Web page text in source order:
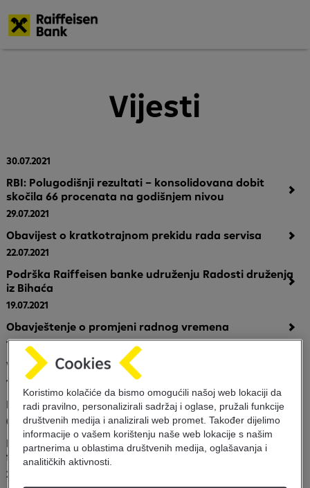
Vijesti
30.07.2021
RBI: Polugodišnji rezultati – konsolidovana dobit
skočila 66 procenata na godišnjem nivou
29.07.2021
Obavijest o kratkotrajnom prekidu rada servisa
22.07.2021
Podrška Raiffeisen banke udruženju Radosti druženja
iz Bihaća
19.07.2021
Obavještenje o promjeni radnog vremena
13.07.2021
VAŽNO OBAVJEŠTENJE!
12.07.2021
Nova Uprava Raiffeisen BANK dd Bosna i Hercegovina
02.07.2021
Priznanje za Raiffeisen banku - Najaktivniji izdavaoc
finansijskih instrumenata u 2020.
22.06.2021
Koristimo kolačiće da bismo omogućili našoj web lokaciji da
radi pravilno, personalizirali sadržaj i oglase, pružali funkcije
društvenih medija i analizirali web promet. Također dijelimo
informacije o vašem korištenju naše web lokacije s našim
partnerima u oblastima društvenih medija, oglašavanja i
analitičkih aktivnosti.